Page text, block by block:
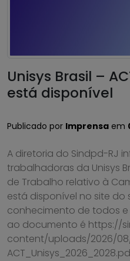
Unisys Brasil –
está disponível
Publicado por Imprensa em
A diretoria do Sindpd-RJ
trabalhadoras da Unisys
de Trabalho relativo à
está disponível no site do
conhecimento de todos
ao documento é https://
content/uploads/2026/